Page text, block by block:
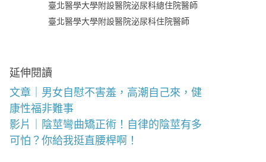
臺北醫學大學附設醫院泌尿科總住院醫師
臺北醫學大學附設醫院泌尿科住院醫師
延伸閱讀
文章｜男女自慰不害羞，高潮自己來，健
康性福非難事
影片｜陰莖彎曲矯正術！自律的陰莖有多
可怕？你給我挺直腰桿啊！